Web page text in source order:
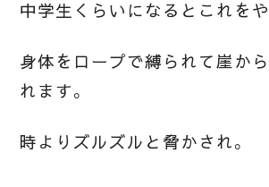
中学生くらいになるとこれをや
身体をロープで縛られて崖か
れます。
時よりズルズルと脅かされ。